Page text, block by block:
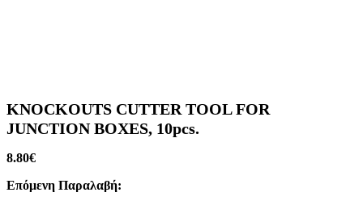
KNOCKOUTS CUTTER TOOL FOR
JUNCTION BOXES, 10pcs.
8.80€
Επόμενη Παραλαβή: